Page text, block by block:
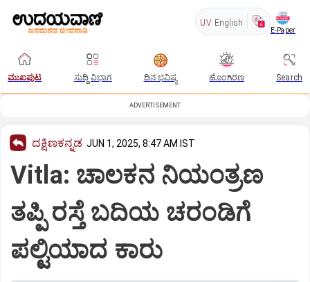
UV English
E-Paper
ಮುಖಪುಟ ಸುದ್ದಿ ವಿಭಾಗ ದಿನ ಭವಿಷ್ಯ ಹೊಂಗಿರಣ Search
ADVERTISEMENT
ದಕ್ಷಿಣಕನ್ನಡ JUN 1, 2025, 8:47 AM IST
Vitla: ಚಾಲಕನ ನಿಯಂತ್ರಣ
ತಪ್ಪಿ ರಸ್ತೆ ಬದಿಯ ಚರಂಡಿಗೆ
ಪಲ್ಟಿಯಾದ ಕಾರು